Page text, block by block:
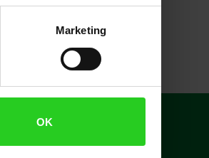
Marketing
OK
15